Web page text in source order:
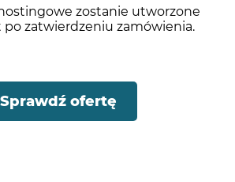
zostanie utworzone
zatwierdzeniu zamówienia.
Sprawdź ofertę